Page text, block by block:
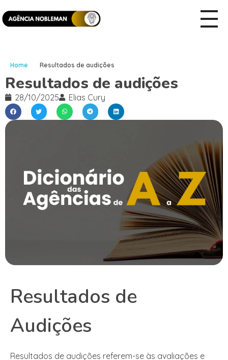
Home Resultados de audições
Resultados de audições
28/10/2025 Elias Cury
Resultados de
Audições
Resultados de audições referem-se às avaliações e